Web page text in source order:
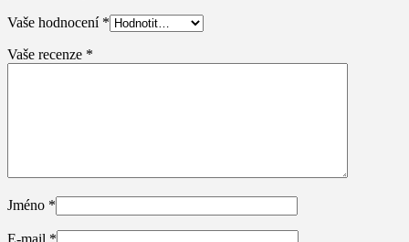
Vaše hodnocení *
Vaše recenze *
Jméno *
E-mail *